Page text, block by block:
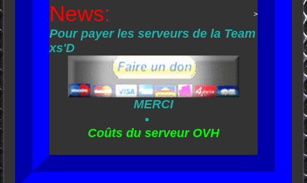
News: >
Pour payer les serveurs de la Team
xs'D
MERCI
Coûts du serveur OVH